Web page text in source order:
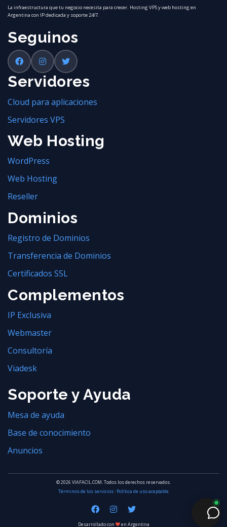
La infraestructura que tu negocio necesita para crecer. Hosting VPS y web hosting en
Argentina con IP dedicada y soporte 24/7.
Seguinos
Servidores
Cloud para aplicaciones
Servidores VPS
Web Hosting
WordPress
Web Hosting
Reseller
Dominios
Registro de Dominios
Transferencia de Dominios
Certificados SSL
Complementos
IP Exclusiva
Webmaster
Consultoría
Viadesk
Soporte y Ayuda
Mesa de ayuda
Base de conocimiento
Anuncios
© 2026 VIAFACIL.COM. Todos los derechos reservados.
Términos de los servicios· Política de uso aceptable
Desarrollado con en Argentina